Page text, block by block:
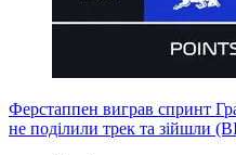
Ферстаппен виграв спринт
не поділили трек та зійшли